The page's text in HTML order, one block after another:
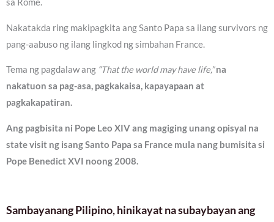
sa Rome.
Nakatakda ring makipagkita ang Santo Papa sa ilang survivors ng
pang-aabuso ng ilang lingkod ng simbahan France.
Tema ng pagdalaw ang “That the world may have life,”na
nakatuon sa pag-asa, pagkakaisa, kapayapaan at
pagkakapatiran.
Ang pagbisita ni Pope Leo XIV ang magiging unang opisyal na
state visit ng isang Santo Papa sa France mula nang bumisita si
Pope Benedict XVI noong 2008.
Sambayanang Pilipino, hinikayat na subaybayan ang